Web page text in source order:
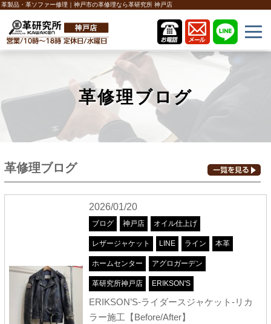
革製品・革ソファー修理｜神戸市の革修理なら革研究所 神戸店
革修理ブログ
革修理ブログ
2026/01/20
ブログ 神戸店 オイル仕上げ
レザージャケット LINE ライン 本革
ホームセンター アグロガーデン
革研究所神戸店 ERIKSON'S
ERIKSON’S-ライダースジャケット-リカ
ラー施工【Before/After】